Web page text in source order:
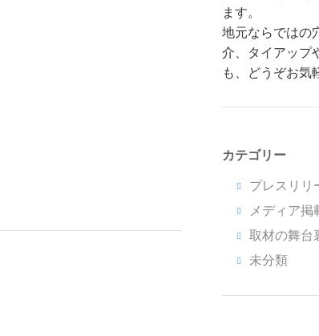
ます。
地元ならではの
介、タイアップ
も、どうぞお気
カテゴリー
プレスリリ
メディア掲
取材の舞台
未分類